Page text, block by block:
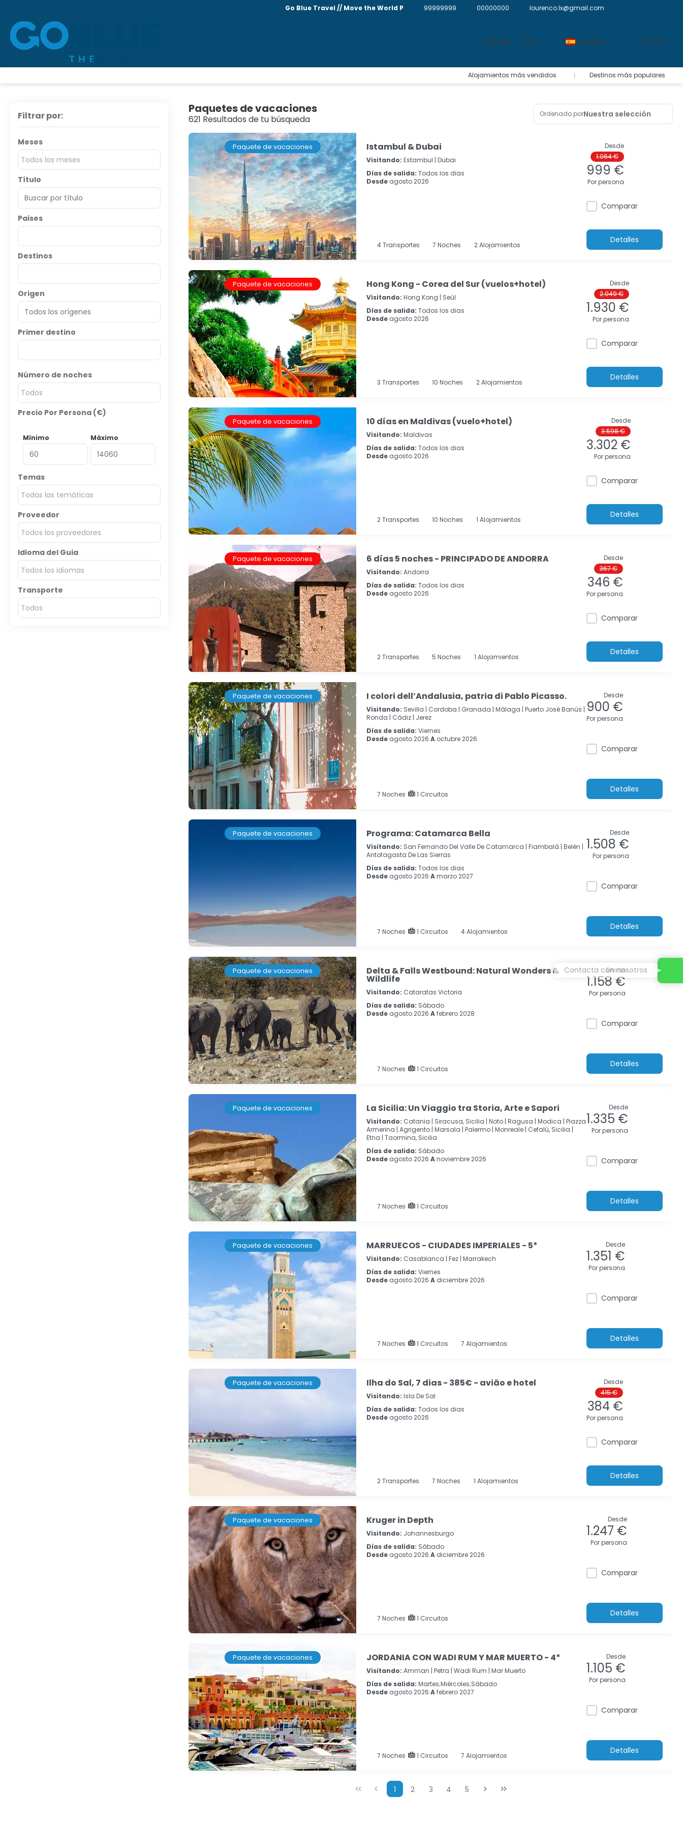
Go Blue Travel // Move the World P 99999999 00000000 lourenco.lx@gmail.com
Ayuda Euro Español Entrar
Alojamientos más vendidos Destinos más populares
Filtrar por:
Meses
Todos los meses
Título
Paises
Destinos
Origen
Primer destino
Número de noches
Todos
Precio Por Persona (€)
Mínimo Máximo
Temas
Todas las temáticas
Proveedor
Todos los proveedores
Idioma del Guia
Todos los idiomas
Transporte
Todos
Paquetes de vacaciones
621 Resultados de tu búsqueda Ordenado porNuestra selección
Paquete de vacaciones Istambul & Dubai
Visitando: Estambul | Dubai
Días de salida: Todos los dias
Desde agosto 2026
4Transportes 7 Noches 2 Alojamientos
Desde
1.064 €
999 €
Por persona
Comparar
Detalles
Paquete de vacaciones Hong Kong - Corea del Sur (vuelos+hotel)
Visitando: Hong Kong | Seúl
Días de salida: Todos los dias
Desde agosto 2026
3 Transportes 10 Noches 2 Alojamientos
Desde
2.049 €
1.930 €
Por persona
Comparar
Detalles
Paquete de vacaciones 10 días en Maldivas (vuelo+hotel)
Visitando: Maldivas
Días de salida: Todos los dias
Desde agosto 2026
2Transportes 10 Noches 1 Alojamientos
Desde
3.598 €
3.302 €
Por persona
Comparar
Detalles
Paquete de vacaciones 6 días 5 noches - PRINCIPADO DE ANDORRA
Visitando: Andorra
Días de salida: Todos los dias
Desde agosto 2026
2Transportes 5 Noches 1 Alojamientos
Desde
367 €
346 €
Por persona
Comparar
Detalles
Paquete de vacaciones I colori dell’Andalusia, patria di Pablo Picasso.
Visitando: Sevilla | Cordoba | Granada | Málaga | Puerto José Banús |
Ronda | Cádiz | Jerez
Días de salida: Viernes
Desde agosto 2026 A octubre 2026
7 Noches 1 Circuitos
Desde
900 €
Por persona
Comparar
Detalles
Paquete de vacaciones Programa: Catamarca Bella
Visitando: San Fernando Del Valle De Catamarca | Fiambalá | Belén |
Antofagasta De Las Sierras
Días de salida: Todos los dias
Desde agosto 2026 Amarzo 2027
7 Noches 1 Circuitos 4 Alojamientos
Desde
1.508 €
Por persona
Comparar
Detalles
Paquete de vacaciones Delta & Falls Westbound: Natural Wonders &
Wildlife
Visitando: Cataratas Victoria
Días de salida: Sábado
Desde agosto 2026 Afebrero 2028
7 Noches 1 Circuitos
Desde
1.158 €
Por persona
Comparar
Detalles
Paquete de vacaciones La Sicilia: Un Viaggio tra Storia, Arte e Sapori
Visitando: Catania | Siracusa, Sicilia | Noto | Ragusa | Modica | Piazza
Armerina | Agrigento | Marsala | Palermo | Monreale | Cefalù, Sicilia |
Etna | Taormina, Sicilia
Días de salida: Sábado
Desde agosto 2026 Anoviembre 2026
7 Noches 1 Circuitos
Desde
1.335 €
Por persona
Comparar
Detalles
Paquete de vacaciones MARRUECOS - CIUDADES IMPERIALES - 5*
Visitando: Casablanca | Fez | Marrakech
Días de salida: Viernes
Desde agosto 2026 A diciembre 2026
7 Noches 1 Circuitos 7 Alojamientos
Desde
1.351 €
Por persona
Comparar
Detalles
Paquete de vacaciones Ilha do Sal, 7 dias - 385€ - avião e hotel
Visitando: Isla De Sal
Días de salida: Todos los dias
Desde agosto 2026
2Transportes 7 Noches 1 Alojamientos
Desde
415 €
384 €
Por persona
Comparar
Detalles
Paquete de vacaciones Kruger in Depth
Visitando: Johannesburgo
Días de salida: Sábado
Desde agosto 2026 A diciembre 2026
7 Noches 1 Circuitos
Desde
1.247 €
Por persona
Comparar
Detalles
Paquete de vacaciones JORDANIA CON WADI RUM Y MAR MUERTO - 4*
Visitando: Amman | Petra | Wadi Rum | Mar Muerto
Días de salida: Martes;Miércoles;Sábado
Desde agosto 2026 Afebrero 2027
7 Noches 1 Circuitos 7 Alojamientos
Desde
1.105 €
Por persona
Comparar
Detalles
1 2 3 4 5
Contacta con nosotros